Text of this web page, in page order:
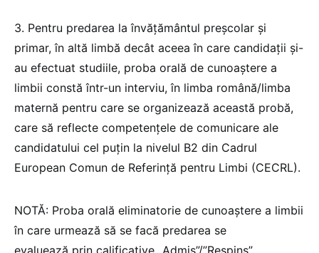
3. Pentru predarea la învățământul preșcolar și
primar, în altă limbă decât aceea în care candidații și-
au efectuat studiile, proba orală de cunoaștere a
limbii constă într-un interviu, în limba română/limba
maternă pentru care se organizează această probă,
care să reflecte competențele de comunicare ale
candidatului cel puțin la nivelul B2 din Cadrul
European Comun de Referință pentru Limbi (CECRL).
NOTĂ: Proba orală eliminatorie de cunoaștere a limbii
în care urmează să se facă predarea se
evaluează prin calificative „Admis”/”Respins”.